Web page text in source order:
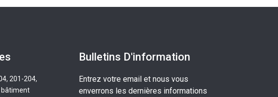
201-204,
bâtiment
Bulletins D'information
Entrez votre email et nous vous
enverrons les dernières informations